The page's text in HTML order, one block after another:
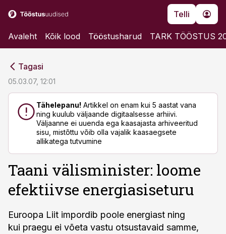
Telli
Avaleht Kõik lood Tööstusharud TARK TÖÖSTUS
Tagasi
05.03.07, 12:01
Tähelepanu! Artikkel on enam kui 5 aastat vana
ning kuulub väljaande digitaalsesse arhiivi.
Väljaanne ei uuenda ega kaasajasta arhiveeritud
sisu, mistõttu võib olla vajalik kaasaegsete
allikatega tutvumine
Taani välisminister: loome
efektiivse energiasiseturu
Euroopa Liit impordib poole energiast ning
kui praegu ei võeta vastu otsustavaid samme,